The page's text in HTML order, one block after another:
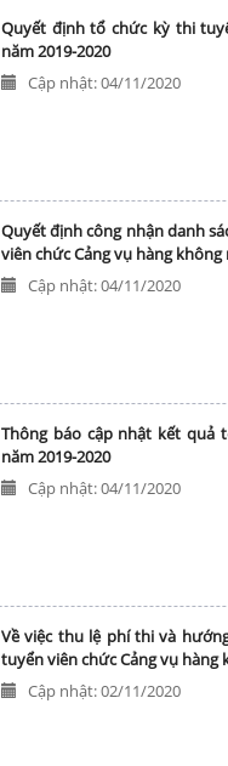
Quyết định tổ chức kỳ thi
năm 2019-2020
Cập nhật: 04/11/2020
Quyết định công nhận danh
viên chức Cảng vụ hàng không
Cập nhật: 04/11/2020
Thông báo cập nhật kết quả
năm 2019-2020
Cập nhật: 04/11/2020
Về việc thu lệ phí thi và
tuyển viên chức Cảng vụ hàng
Cập nhật: 02/11/2020